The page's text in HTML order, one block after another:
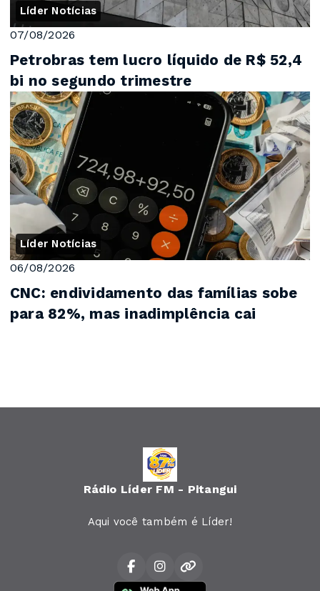
Líder Notícias
07/08/2026
Petrobras tem lucro líquido de R$ 52,4
bi no segundo trimestre
Líder Notícias
06/08/2026
CNC: endividamento das famílias sobe
para 82%, mas inadimplência cai
Rádio Líder FM - Pitangui
Aqui você também é Líder!